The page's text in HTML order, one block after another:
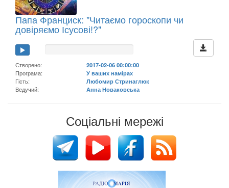
Папа Франциск: "Читаємо гороскопи чи
довіряємо Ісусові!?"
Створено:
2017-02-06 00:00:00
Програма:
У ваших намірах
Гість:
Любомир Стринаглюк
Ведучий:
Анна Новаковська
Соціальні мережі